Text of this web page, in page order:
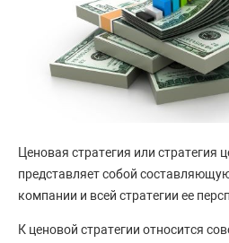
Ценовая стратегия или стратегия
представляет собой
компании и всей стратегии ее
К ценовой стратегии относится